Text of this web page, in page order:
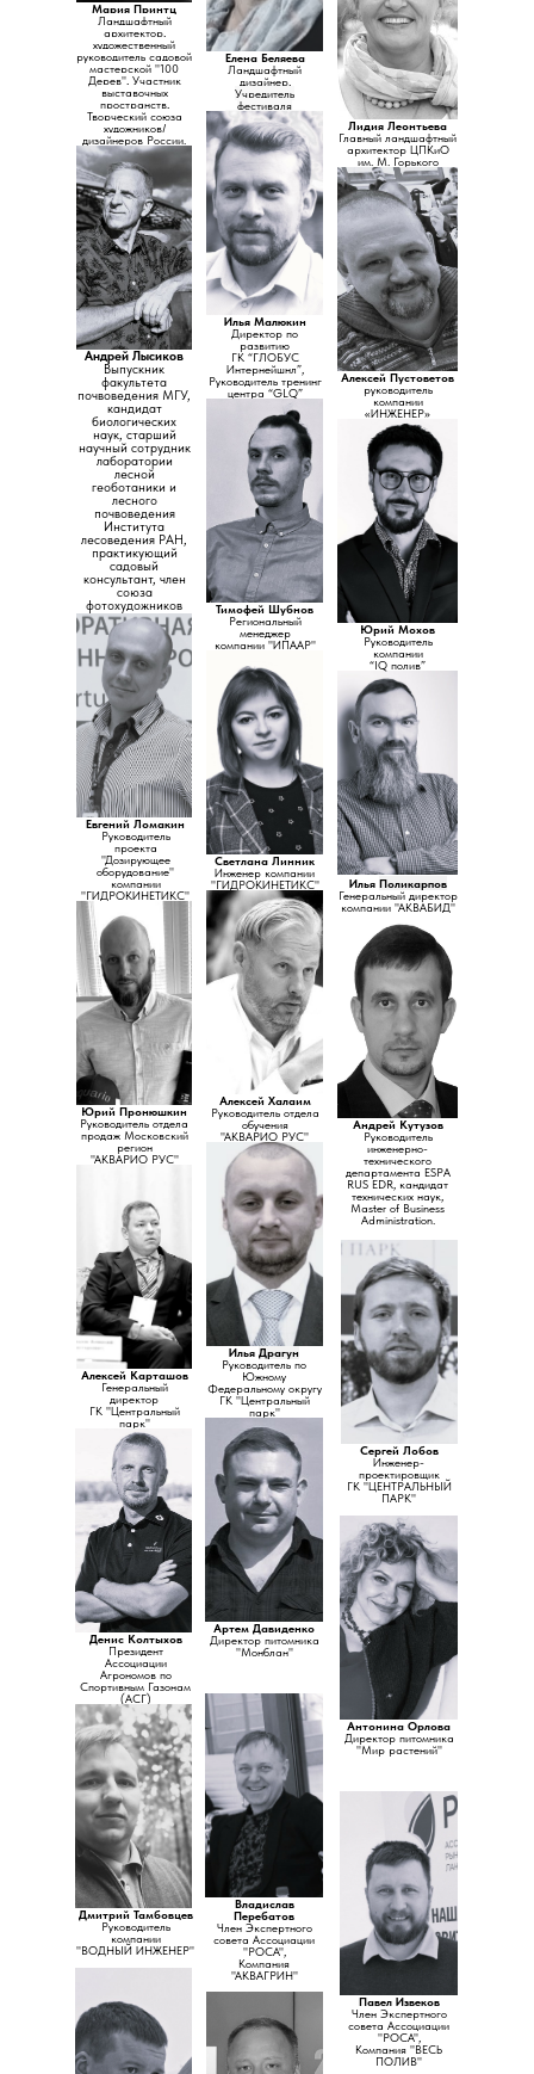
Илья Поликарпов
Генеральный директор
компании "АКВАБИД"
Светлана Линник
Инженер компании
"ГИДРОКИНЕТИКС"
Мария Принтц
Ландшафтный
архитектор,
художественный
руководитель садовой
мастерской "100
Дерев", Участник
выставочных
пространств,​
Творческий союза
художников/
дизайнеров России.
Андрей Лысиков
Выпускник
факультета
почвоведения МГУ,
кандидат
биологических
наук, старший
научный сотрудник
лаборатории
лесной
геоботаники и
лесного
почвоведения
Института
лесоведения РАН,
практикующий
садовый
консультант, член
союза
фотохудожников
России
Елена Беляева
Ландшафтный
дизайнер,
Учредитель
фестиваля
"Сады и Люди"
Лидия Леонтьева
Главный ландшафтный
архитектор ЦПКиО
им. М. Горького
Илья Малюкин
Директор по
развитию
ГК “ГЛОБУС
Интернейшнл”,
Руководитель тренинг
центра “GLQ”
Евгений Ломакин
Руководитель
проекта
"Дозирующее
оборудование"
компании
"ГИДРОКИНЕТИКС"
Юрий Мохов
Руководитель
компании
“IQ полив”
Тимофей Шубнов
Региональный
менеджер
компании "ИПААР"
Юрий Пронюшкин
Руководитель отдела
продаж Московский
регион
"АКВАРИО РУС"
Алексей Халаим
Руководитель отдела
обучения
"АКВАРИО РУС"
Андрей Кутузов
Руководитель
инженерно-
технического
департамента ESPA
RUS EDR, кандидат
технических наук,
Master of Business
Administration.
Алексей Карташов
Генеральный
директор
ГК "Центральный
парк"
Алексей Пустоветов
руководитель
компании
«ИНЖЕНЕР»
Сергей Лобов
Инженер-
проектировщик
ГК "ЦЕНТРАЛЬНЫЙ
ПАРК"
Денис Колтыхов
Президент
Ассоциации
Агрономов по
Спортивным Газонам
(АСГ)
Артем Давиденко
Директор питомника
"Монблан"
Антонина Орлова
Директор питомника
"Мир растений"
Дмитрий Тамбовцев
Руководитель
компании
"ВОДНЫЙ ИНЖЕНЕР"
Владислав
Перебатов
Член Экспертного
совета Ассоциации
"РОСА",
Компания
"АКВАГРИН"
Павел Извеков
Член Экспертного
совета Ассоциации
"РОСА",
Компания "ВЕСЬ
ПОЛИВ"
Илья Драгун
Руководитель по
Южному
Федеральному округу
ГК "Центральный
парк"